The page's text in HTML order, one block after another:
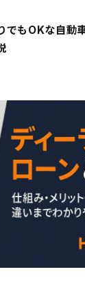
でもOKな自動